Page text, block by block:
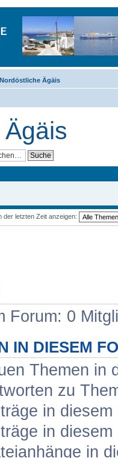
Nordöstliche Ägäis
der letzten Zeit anzeigen:
Forum: 0
IN DIESEM
Themen in
zu
in
in
in